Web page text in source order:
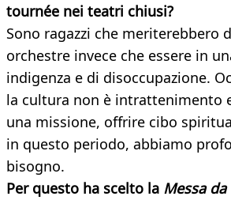
tournée nei teatri chiusi?
Sono ragazzi che meriterebbero
orchestre invece che essere in
indigenza e di disoccupazione.
la cultura non è intrattenimento
una missione, offrire cibo
in questo periodo, abbiamo
bisogno.
Per questo ha scelto la Messa